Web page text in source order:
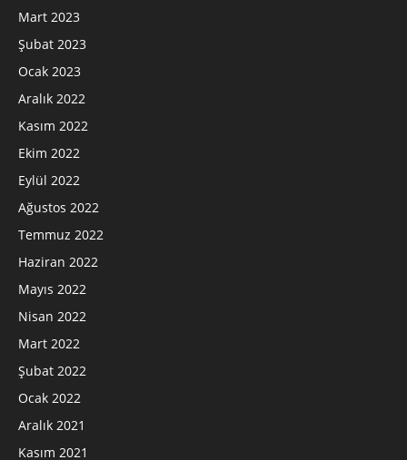
Mart 2023
Şubat 2023
Ocak 2023
Aralık 2022
Kasım 2022
Ekim 2022
Eylül 2022
Ağustos 2022
Temmuz 2022
Haziran 2022
Mayıs 2022
Nisan 2022
Mart 2022
Şubat 2022
Ocak 2022
Aralık 2021
Kasım 2021